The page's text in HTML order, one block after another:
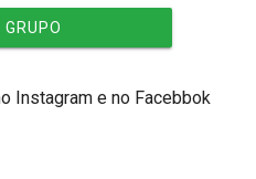
Instagram e no Facebbok